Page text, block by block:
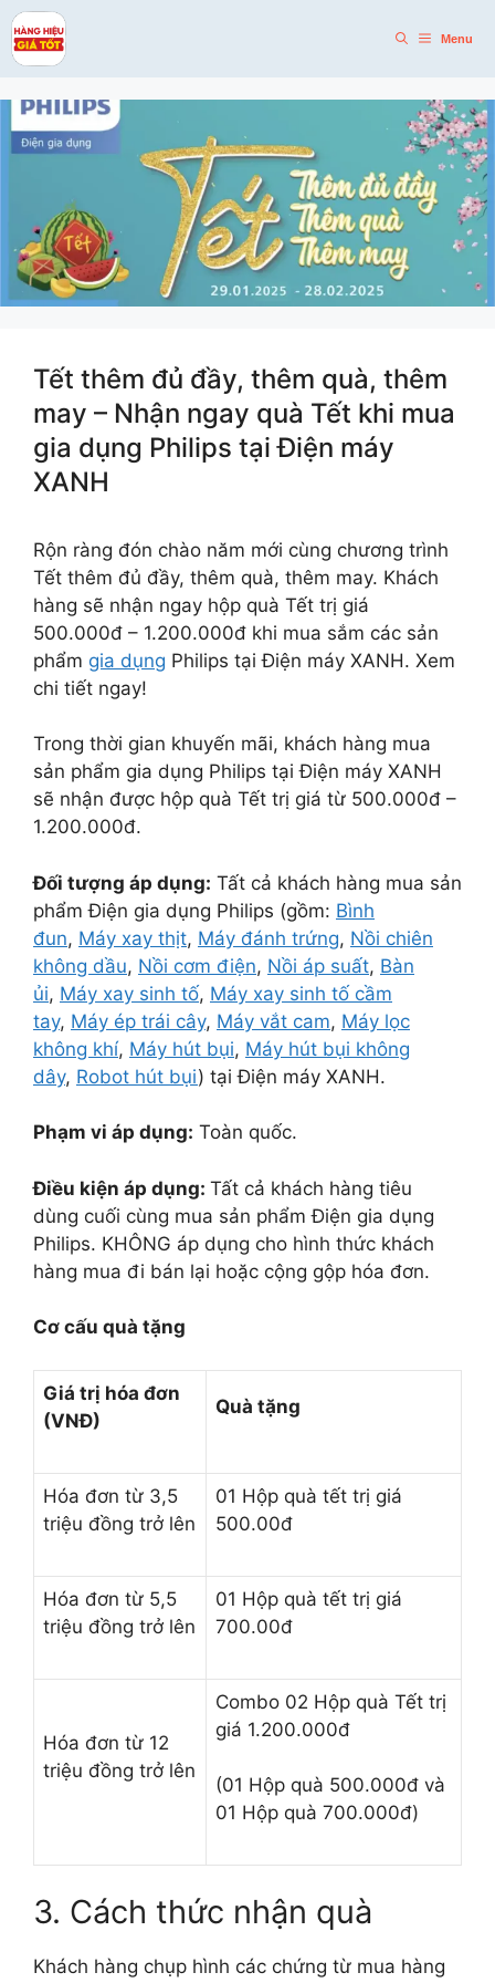
Skip
to
content
Menu
Tết thêm đủ đầy, thêm quà, thêm
may – Nhận ngay quà Tết khi mua
gia dụng Philips tại Điện máy
XANH
Rộn ràng đón chào năm mới cùng chương trình
Tết thêm đủ đầy, thêm quà, thêm may. Khách
hàng sẽ nhận ngay hộp quà Tết trị giá
500.000đ – 1.200.000đ khi mua sắm các sản
phẩm gia dụng Philips tại Điện máy XANH. Xem
chi tiết ngay!
Trong thời gian khuyến mãi, khách hàng mua
sản phẩm gia dụng Philips tại Điện máy XANH
sẽ nhận được hộp quà Tết trị giá từ 500.000đ –
1.200.000đ.
Đối tượng áp dụng: Tất cả khách hàng mua sản
phẩm Điện gia dụng Philips (gồm: Bình
đun, Máy xay thịt, Máy đánh trứng, Nồi chiên
không dầu, Nồi cơm điện, Nồi áp suất, Bàn
ủi, Máy xay sinh tố, Máy xay sinh tố cầm
tay, Máy ép trái cây, Máy vắt cam, Máy lọc
không khí, Máy hút bụi, Máy hút bụi không
dây, Robot hút bụi) tại Điện máy XANH.
Phạm vi áp dụng: Toàn quốc.
Điều kiện áp dụng: Tất cả khách hàng tiêu
dùng cuối cùng mua sản phẩm Điện gia dụng
Philips. KHÔNG áp dụng cho hình thức khách
hàng mua đi bán lại hoặc cộng gộp hóa đơn.
Cơ cấu quà tặng
Giá trị hóa đơn
(VNĐ)
Quà tặng
Hóa đơn từ 3,5
triệu đồng trở lên
01 Hộp quà tết trị giá
500.00đ
Hóa đơn từ 5,5
triệu đồng trở lên
01 Hộp quà tết trị giá
700.00đ
Hóa đơn từ 12
triệu đồng trở lên
Combo 02 Hộp quà Tết trị
giá 1.200.000đ
(01 Hộp quà 500.000đ và
01 Hộp quà 700.000đ)
3. Cách thức nhận quà
Khách hàng chụp hình các chứng từ mua hàng